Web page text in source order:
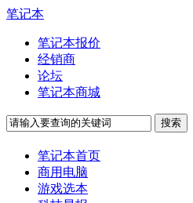
笔记本
笔记本报价
经销商
论坛
笔记本商城
笔记本首页
商用电脑
游戏选本